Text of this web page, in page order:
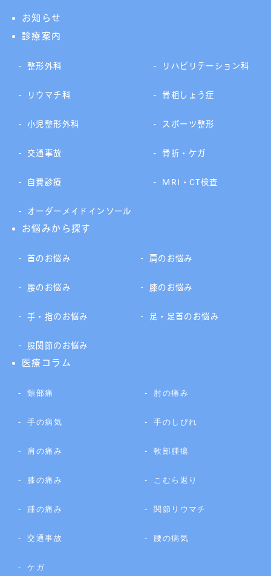
お知らせ
診療案内
整形外科 リハビリテーション科
リウマチ科 骨粗しょう症
小児整形外科 スポーツ整形
交通事故 骨折・ケガ
自費診療 MRI・CT検査
オーダーメイドインソール
お悩みから探す
首のお悩み 肩のお悩み
腰のお悩み 膝のお悩み
手・指のお悩み 足・足首のお悩み
股関節のお悩み
医療コラム
頸部痛 肘の痛み
手の病気 手のしびれ
肩の痛み 軟部腫瘍
膝の痛み こむら返り
踵の痛み 関節リウマチ
交通事故 腰の病気
ケガ